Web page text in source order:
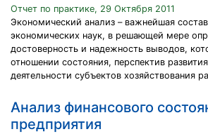
Отчет по практике, 29 Октября 2011
Экономический анализ – важнейшая
экономических наук, в решающей мере
достоверность и надежность выводов,
отношении состояния, перспектив
деятельности субъектов хозяйствования
Анализ финансового
предприятия